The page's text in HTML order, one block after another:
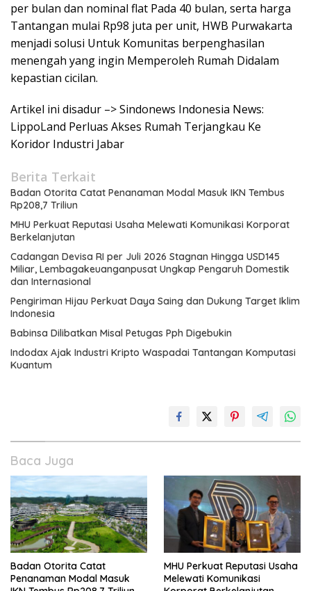
per bulan dan nominal flat Pada 40 bulan, serta harga
Tantangan mulai Rp98 juta per unit, HWB Purwakarta
menjadi solusi Untuk Komunitas berpenghasilan
menengah yang ingin Memperoleh Rumah Didalam
kepastian cicilan.
Artikel ini disadur –> Sindonews Indonesia News:
LippoLand Perluas Akses Rumah Terjangkau Ke
Koridor Industri Jabar
Berita Terkait
Badan Otorita Catat Penanaman Modal Masuk IKN Tembus
Rp208,7 Triliun
MHU Perkuat Reputasi Usaha Melewati Komunikasi Korporat
Berkelanjutan
Cadangan Devisa RI per Juli 2026 Stagnan Hingga USD145
Miliar, Lembagakeuanganpusat Ungkap Pengaruh Domestik
dan Internasional
Pengiriman Hijau Perkuat Daya Saing dan Dukung Target Iklim
Indonesia
Babinsa Dilibatkan Misal Petugas Pph Digebukin
Indodax Ajak Industri Kripto Waspadai Tantangan Komputasi
Kuantum
Baca Juga
Badan Otorita Catat
Penanaman Modal Masuk
MHU Perkuat Reputasi Usaha
Melewati Komunikasi